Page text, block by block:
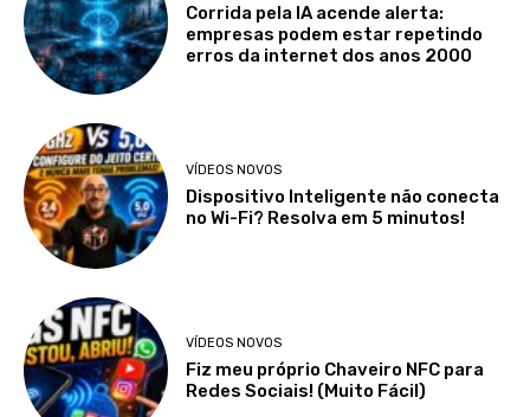
Corrida pela IA acende alerta:
empresas podem estar repetindo
erros da internet dos anos 2000
VÍDEOS NOVOS
Dispositivo Inteligente não conecta
no Wi-Fi? Resolva em 5 minutos!
VÍDEOS NOVOS
Fiz meu próprio Chaveiro NFC para
Redes Sociais! (Muito Fácil)